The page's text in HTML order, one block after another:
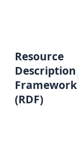
Resource
Description
Framework
(RDF)